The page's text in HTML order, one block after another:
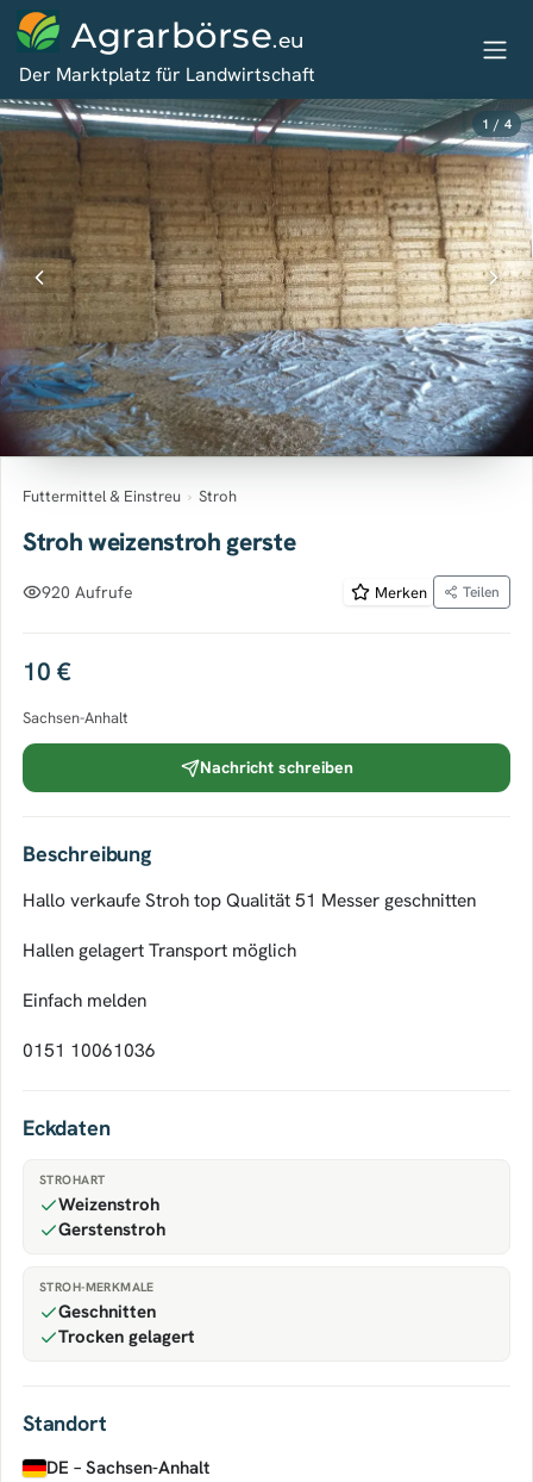
Agrarbörse.eu
Der Marktplatz für Landwirtschaft
1 / 4
Futtermittel & Einstreu › Stroh
Stroh weizenstroh gerste
920 Aufrufe Merken Teilen
10 €
Sachsen-Anhalt
Nachricht schreiben
Beschreibung
Hallo verkaufe Stroh top Qualität 51 Messer geschnitten
Hallen gelagert Transport möglich
Einfach melden
0151 10061036
Eckdaten
STROHART
Weizenstroh
Gerstenstroh
STROH-MERKMALE
Geschnitten
Trocken gelagert
Standort
DE – Sachsen-Anhalt